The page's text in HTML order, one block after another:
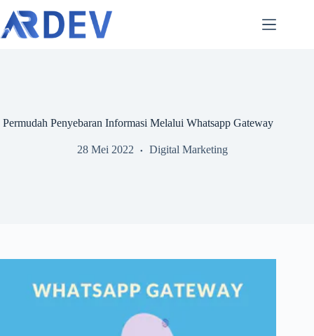
content
Permudah Penyebaran Informasi Melalui Whatsapp Gateway
28 Mei 2022 Digital Marketing